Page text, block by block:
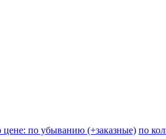
цене: по убыванию (+заказные) по